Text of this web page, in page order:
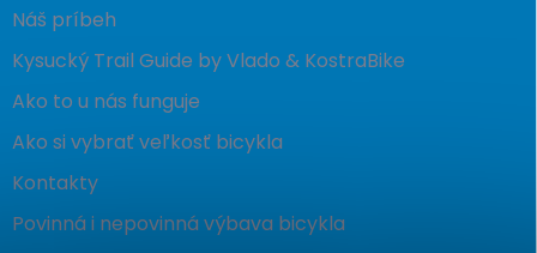
Náš príbeh
Kysucký Trail Guide by Vlado & KostraBike
Ako to u nás funguje
Ako si vybrať veľkosť bicykla
Kontakty
Povinná i nepovinná výbava bicykla